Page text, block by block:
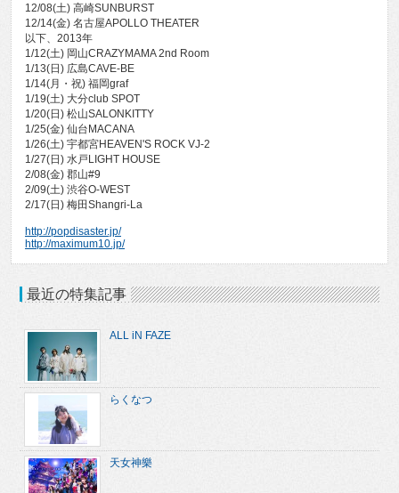
12/08(土) 高崎SUNBURST
12/14(金) 名古屋APOLLO THEATER
以下、2013年
1/12(土) 岡山CRAZYMAMA 2nd Room
1/13(日) 広島CAVE-BE
1/14(月・祝) 福岡graf
1/19(土) 大分club SPOT
1/20(日) 松山SALONKITTY
1/25(金) 仙台MACANA
1/26(土) 宇都宮HEAVEN'S ROCK VJ-2
1/27(日) 水戸LIGHT HOUSE
2/08(金) 郡山#9
2/09(土) 渋谷O-WEST
2/17(日) 梅田Shangri-La
http://popdisaster.jp/
http://maximum10.jp/
最近の特集記事
ALL iN FAZE
らくなつ
天女神樂